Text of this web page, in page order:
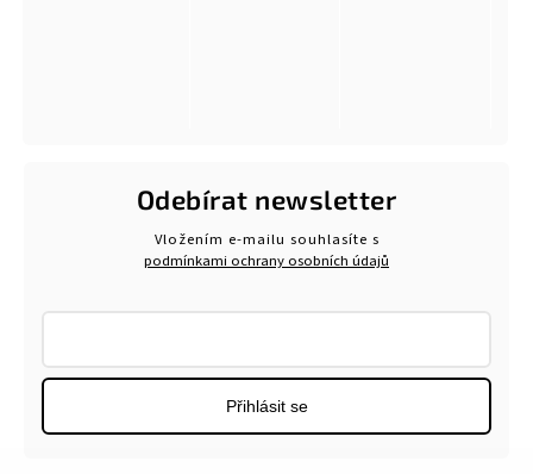
Odebírat newsletter
Vložením e-mailu souhlasíte s
podmínkami ochrany osobních údajů
Přihlásit se